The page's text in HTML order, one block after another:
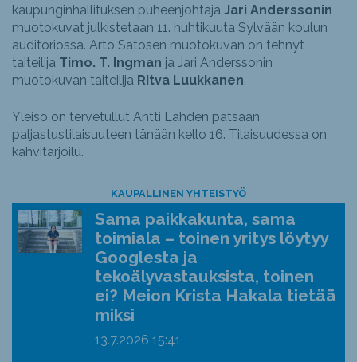
kaupunginhallituksen puheenjohtaja Jari Anderssonin
muotokuvat julkistetaan 11. huhtikuuta Sylvään koulun
auditoriossa. Arto Satosen muotokuvan on tehnyt
taiteilija Timo. T. Ingman ja Jari Anderssonin
muotokuvan taiteilija Ritva Luukkanen.
Yleisö on tervetullut Antti Lahden patsaan
paljastustilaisuuteen tänään kello 16. Tilaisuudessa on
kahvitarjoilu.
KAUPALLINEN YHTEISTYÖ
Sama paikkakunta, sama
toimiala – toinen yritys löytyy
Googlesta ja
tekoälyvastauksista, toinen
ei? Meion Krista Hakala tietää
miksi
13.7.2026 15:41